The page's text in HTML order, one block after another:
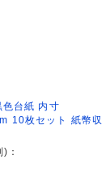
色台紙 内寸
10枚セット 紙幣収
：